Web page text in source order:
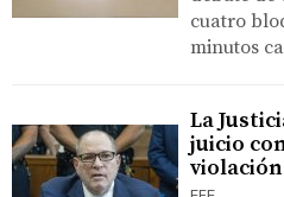
cuatro
minutos
La
juicio